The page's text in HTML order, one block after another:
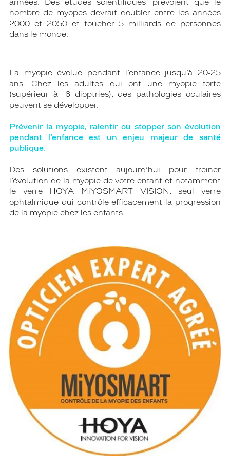
années. Des études scientifiques
prévoient que le
nombre de myopes devrait doubler entre les années
2000 et 2050 et toucher 5 milliards de personnes
dans le monde.
La myopie évolue pendant l’enfance jusqu’à 20-25
ans. Chez les adultes qui ont une myopie forte
(supérieur à -6 dioptries), des pathologies oculaires
peuvent se développer.
Prévenir la myopie, ralentir ou stopper son évolution
pendant l’enfance est un enjeu majeur de santé
publique.
Des solutions existent aujourd’hui pour freiner
l’évolution de la myopie de votre enfant et notamment
le verre HOYA MiYOSMART VISION, seul verre
ophtalmique qui contrôle efficacement la progression
de la myopie chez les enfants.